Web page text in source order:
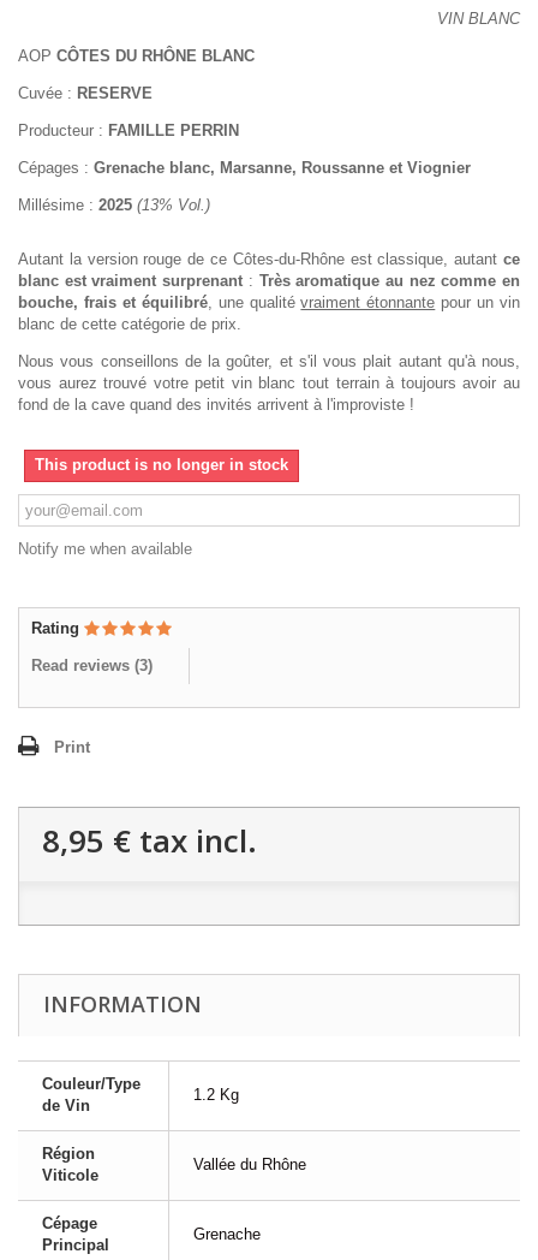
VIN BLANC
AOP CÔTES DU RHÔNE BLANC
Cuvée : RESERVE
Producteur : FAMILLE PERRIN
Cépages : Grenache blanc, Marsanne, Roussanne et Viognier
Millésime : 2025 (13% Vol.)
Autant la version rouge de ce Côtes-du-Rhône est classique, autant ce
blanc est vraiment surprenant : Très aromatique au nez comme en
bouche, frais et équilibré, une qualitévraiment étonnante pour un vin
blanc de cette catégorie de prix.
Nous vous conseillons de la goûter, et s'il vous plait autant qu'à nous,
vous aurez trouvé votre petit vin blanc tout terrain à toujours avoir au
fond de la cave quand des invités arrivent à l'improviste !
This product is no longer in stock
Notify me when available
Rating
Read reviews (3)
Print
8,95 € tax incl.
INFORMATION
Couleur/Type
de Vin
1.2 Kg
Région
Viticole
Vallée du Rhône
Cépage
Principal
Grenache